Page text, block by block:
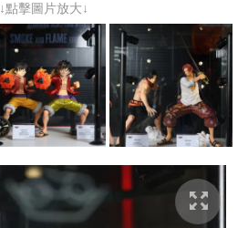
↓點擊圖片放大↓